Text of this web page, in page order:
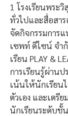
1 โรงเรียนพระ
ทั่วไปและสื่อสา
จัดกิจกรรมการ
เซพท์ ดีไซน์ จำ
เรียน PLAY &
การเรียนรู้ผ่าน
เน้นให้นักเรียน
ตัวเอง และเตรี
นักเรียนระดับชั้